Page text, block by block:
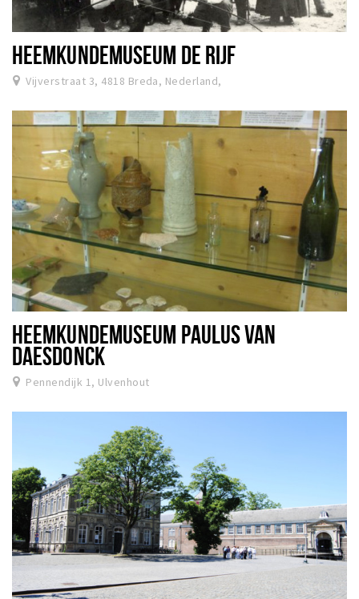
HEEMKUNDEMUSEUM DE RIJF
Vijverstraat 3, 4818 Breda, Nederland,
HEEMKUNDEMUSEUM PAULUS VAN
DAESDONCK
Pennendijk 1, Ulvenhout